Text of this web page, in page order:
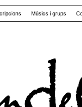
Músics i grups